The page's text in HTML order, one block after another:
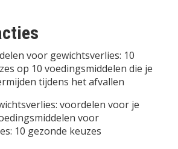
voor gewichtsverlies: 10
op 10 voedingsmiddelen die je
tijdens het afvallen
voordelen voor je
voor
10 gezonde keuzes